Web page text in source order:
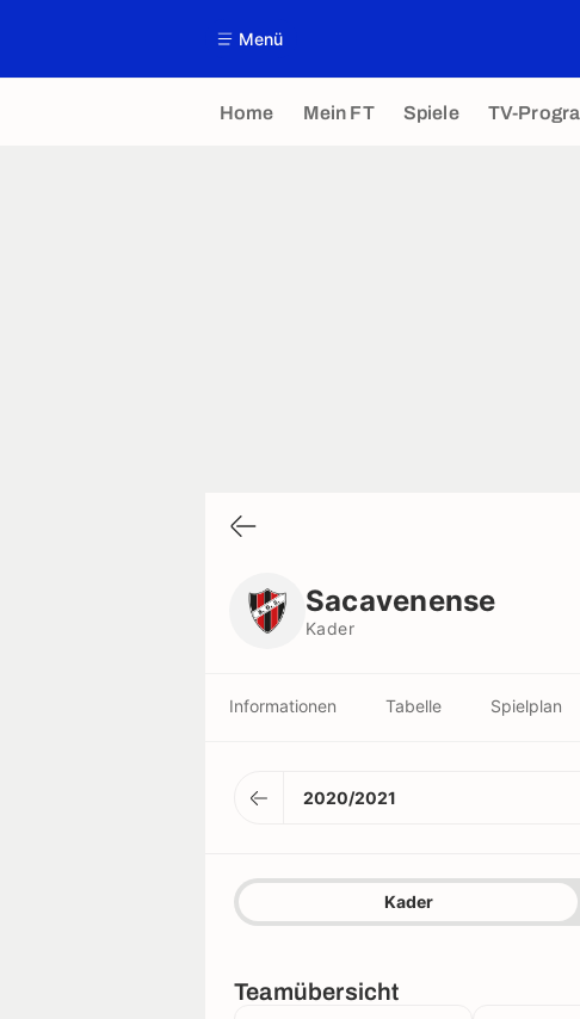
Menü
Home Mein FT Spiele TV-
Sacavenense
Kader
Informationen Tabelle Spielplan
2020/2021
Kader
Teamübersicht